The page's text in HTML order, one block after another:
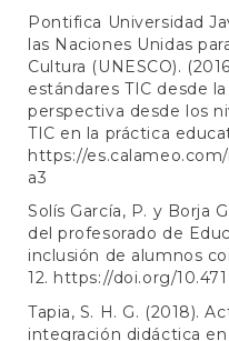
Pontifica Universidad
las Naciones Unidas
Cultura (UNESCO).
estándares TIC desde
perspectiva desde los
TIC en la práctica
https://
a3
Solís García, P. y Borja
del profesorado de
inclusión de alumnos
12. https://doi.org/
Tapia, S. H. G. (2018).
integración didáctica